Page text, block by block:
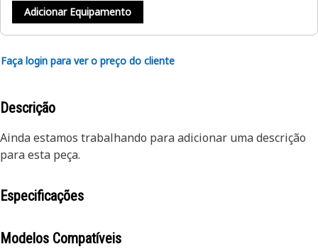
Adicionar Equipamento
Faça login para ver o preço do cliente
Descrição
Ainda estamos trabalhando para adicionar uma descrição
para esta peça.
Especificações
Modelos Compatíveis